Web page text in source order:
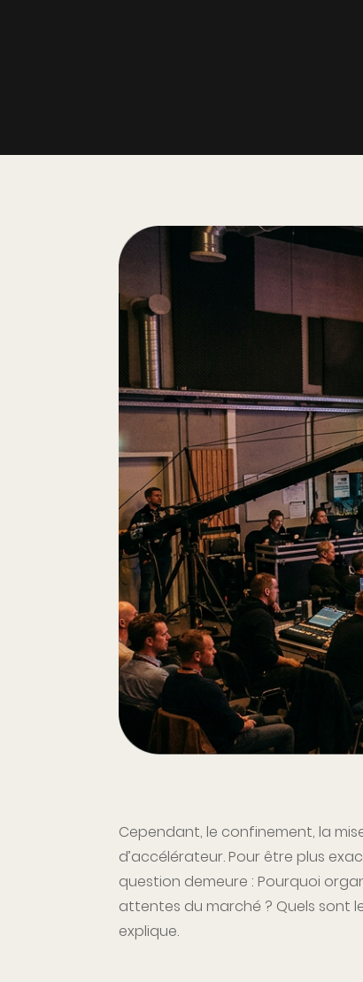
Cependant, le confinement, la
d’accélérateur. Pour être plus
question demeure : Pourquoi
attentes du marché ? Quels sont
explique.